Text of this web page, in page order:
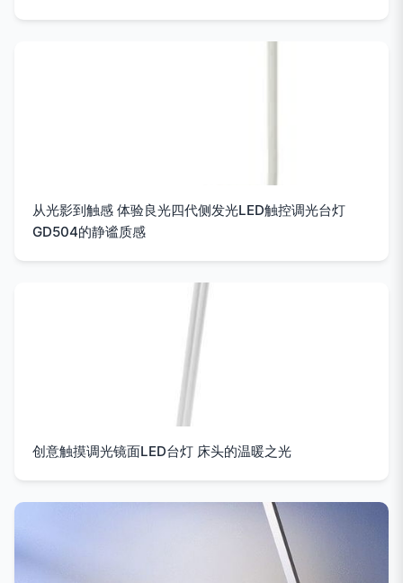
从光影到触感 体验良光四代侧发光LED触控调光台灯
GD504的静谧质感
创意触摸调光镜面LED台灯 床头的温暖之光